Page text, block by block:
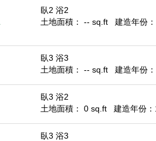
臥2 浴2
土地面積： -- sq.ft
建造年份
臥3 浴3
土地面積： -- sq.ft
建造年份
臥3 浴2
土地面積： 0 sq.ft
建造年份
臥3 浴3